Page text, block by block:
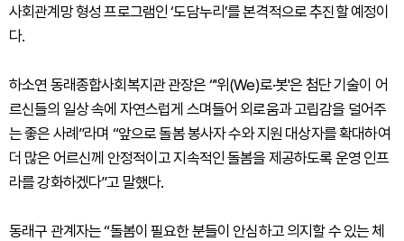
사회관계망 형성 프로그램인 ‘도담누리’를 본격적으로 추진할 예정이
다.
하소연 동래종합사회복지관 관장은 “'위(We)로·봇'은 첨단 기술이 어
르신들의 일상 속에 자연스럽게 스며들어 외로움과 고립감을 덜어주
는 좋은 사례”라며 “앞으로 돌봄 봉사자 수와 지원 대상자를 확대하여
더 많은 어르신께 안정적이고 지속적인 돌봄을 제공하도록 운영 인프
라를 강화하겠다”고 말했다.
동래구 관계자는 “돌봄이 필요한 분들이 안심하고 의지할 수 있는 체